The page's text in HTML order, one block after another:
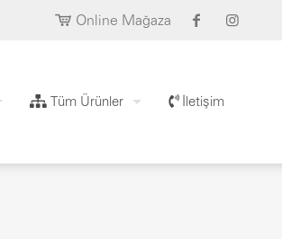
Online Mağaza
Tüm Ürünler İletişim